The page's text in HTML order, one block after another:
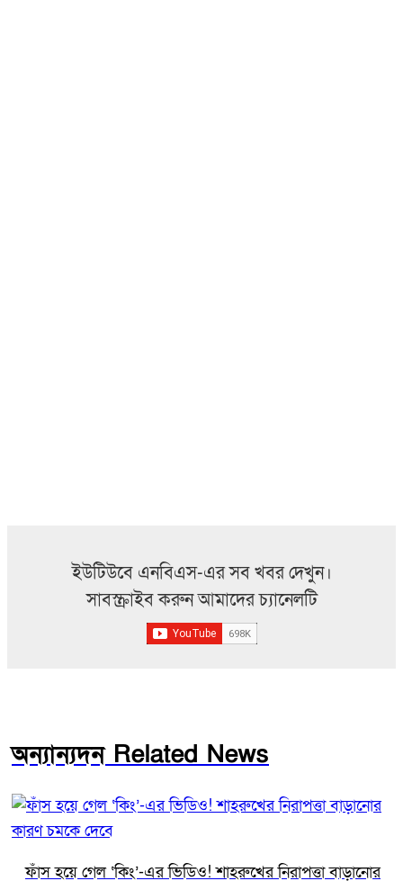
ইউটিউবে এনবিএস-এর সব খবর দেখুন।
সাবস্ক্রাইব করুন আমাদের চ্যানেলটি
অন্যান্যদন Related News
ফাঁস হয়ে গেল ‘কিং’-এর ভিডিও! শাহরুখের নিরাপত্তা বাড়ানোর